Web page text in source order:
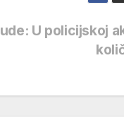
U policijskoj